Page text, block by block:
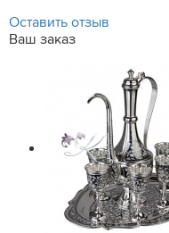
Оставить отзыв
Ваш заказ